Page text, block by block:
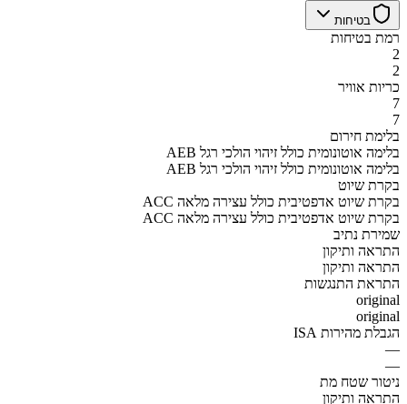
בטיחות
רמת בטיחות
2
2
כריות אוויר
7
7
בלימת חירום
AEB בלימה אוטונומית כולל זיהוי הולכי רגל
AEB בלימה אוטונומית כולל זיהוי הולכי רגל
בקרת שיוט
ACC בקרת שיוט אדפטיבית כולל עצירה מלאה
ACC בקרת שיוט אדפטיבית כולל עצירה מלאה
שמירת נתיב
התראה ותיקון
התראה ותיקון
התראת התנגשות
original
original
הגבלת מהירות ISA
—
—
ניטור שטח מת
התראה ותיקון